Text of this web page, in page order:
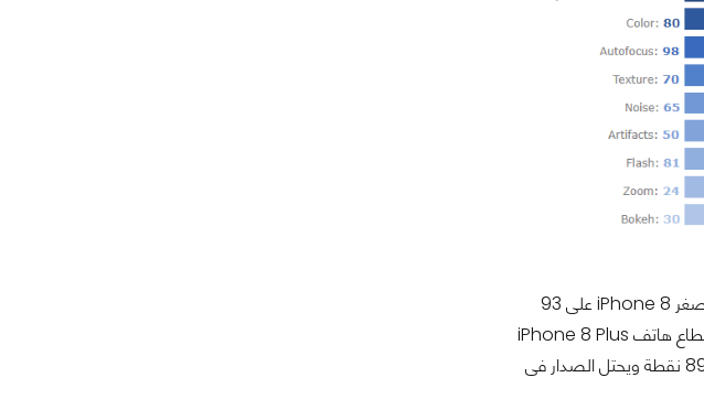
استطاع هاتف iPhone 8 Plus تحقيق نتيجة قوية للغاية فى تصوير الصور و حصل على 96 نقطة وحصل الاخ الاصغر iPhone 8 على 93
نقطة واستطاع كلا من هاتفي Google Pixel و HTC U11 تحقيق 90 نقطة ، أما عن تصوير المقاطع المرئية فاستطاع هاتف iPhone 8 Plus
تحقيق 89 نقطة وهو ليس الأعلى فهاتف iPhone 8 استطاع تحقيق 90 نقطة وهاتف HTC U11 استطاع تحقيق 89 نقطة ويحتل الصدار فى